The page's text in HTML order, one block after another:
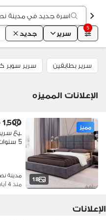
اسرة جديد في مدينة
5
سرير جديد
سرير بطابقين سرير سوبر
الإعلانات المميزه
18
مميز 1,500 ج.م
بيع
5 سنوات
مدينة
منذ 4 أيام
الإعلانات